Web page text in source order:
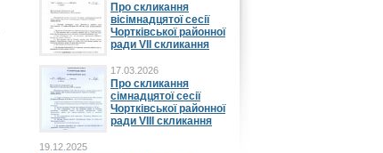
Про скликання
вісімнадцятої сесії
Чортківської районної
ради VII скликання
17.03.2026
Про скликання
сімнадцятої сесії
Чортківської районної
ради VIII скликання
19.12.2025